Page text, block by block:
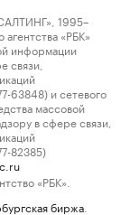
1995–
«РБК»
информации
связи,
63848) и сетевого
массовой
в сфере связи,
82385)
«РБК».
биржа